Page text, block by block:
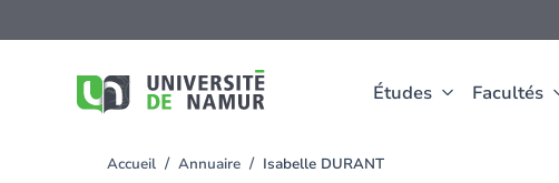
Études Facultés
au
You
Accueil Annuaire Isabelle DURANT